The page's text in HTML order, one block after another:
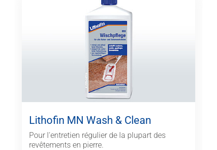
Lithofin MN Wash & Clean
Pour l'entretien régulier de la plupart des
revêtements en pierre.